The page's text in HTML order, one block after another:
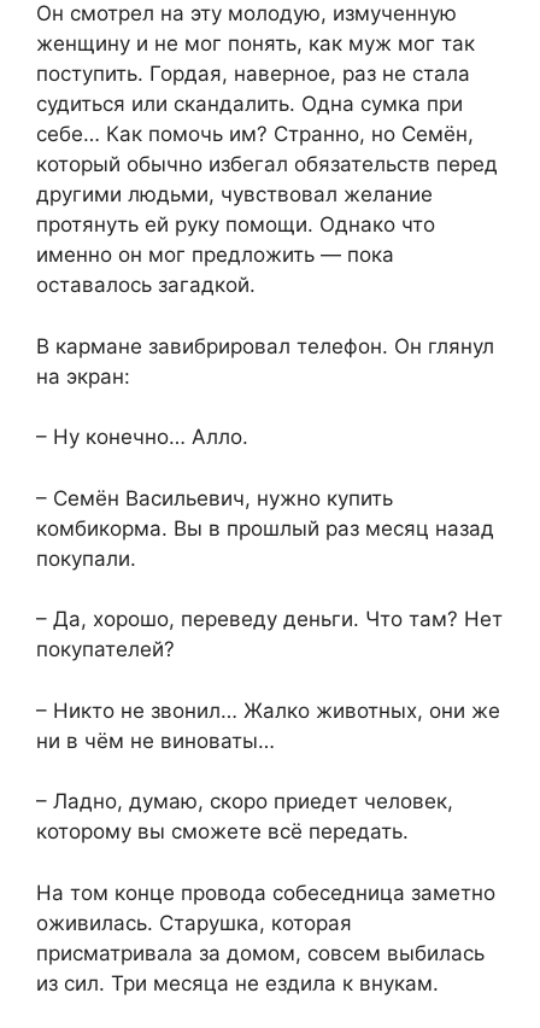
Он смотрел на эту молодую, измученную
женщину и не мог понять, как муж мог так
поступить. Гордая, наверное, раз не стала
судиться или скандалить. Одна сумка при
себе… Как помочь им? Странно, но Семён,
который обычно избегал обязательств перед
другими людьми, чувствовал желание
протянуть ей руку помощи. Однако что
именно он мог предложить — пока
оставалось загадкой.
В кармане завибрировал телефон. Он глянул
на экран:
– Ну конечно… Алло.
– Семён Васильевич, нужно купить
комбикорма. Вы в прошлый раз месяц назад
покупали.
– Да, хорошо, переведу деньги. Что там? Нет
покупателей?
– Никто не звонил… Жалко животных, они же
ни в чём не виноваты…
– Ладно, думаю, скоро приедет человек,
которому вы сможете всё передать.
На том конце провода собеседница заметно
оживилась. Старушка, которая
присматривала за домом, совсем выбилась
из сил. Три месяца не ездила к внукам.